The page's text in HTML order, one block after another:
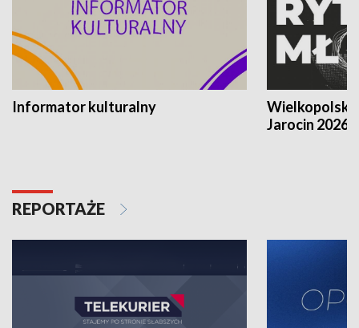
Informator kulturalny
Jarocin 2026
REPORTAŻE